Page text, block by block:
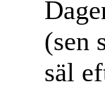
(sen
säl